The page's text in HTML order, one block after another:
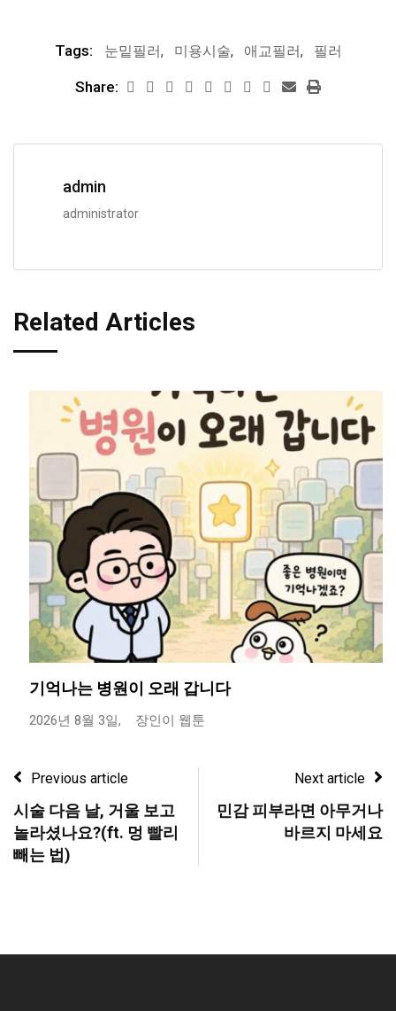
Tags: 눈밑필러, 미용시술, 애교필러, 필러
Share:
admin
administrator
Related Articles
기억나는 병원이 오래 갑니다
2026년 8월 3일, 장인이 웹툰
Previous article
시술 다음 날, 거울 보고
놀라셨나요?(ft. 멍 빨리
빼는 법)
Next article
민감 피부라면 아무거나
바르지 마세요